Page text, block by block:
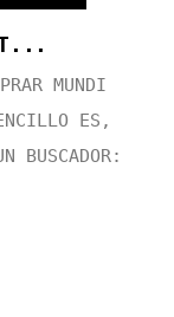
MUNDI
ES,
BUSCADOR: